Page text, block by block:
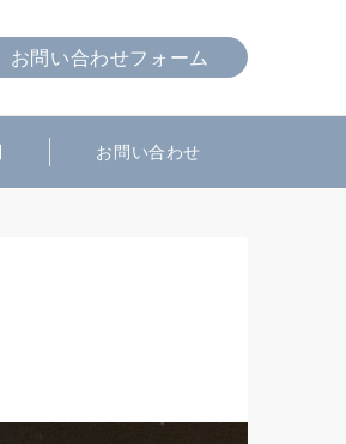
お問い合わせフォーム
お問い合わせ